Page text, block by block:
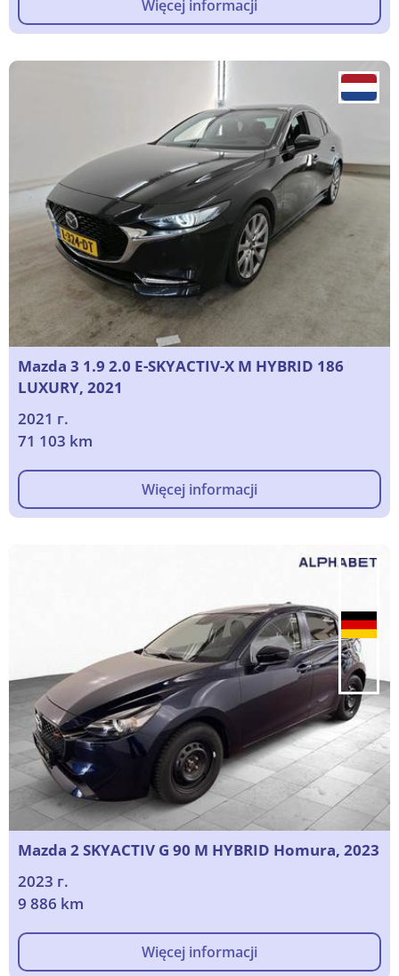
Więcej informacji
Mazda 3 1.9 2.0 E-SKYACTIV-X M HYBRID 186
LUXURY, 2021
2021 г.
71 103 km
Więcej informacji
Mazda 2 SKYACTIV G 90 M HYBRID Homura, 2023
2023 г.
9 886 km
Więcej informacji